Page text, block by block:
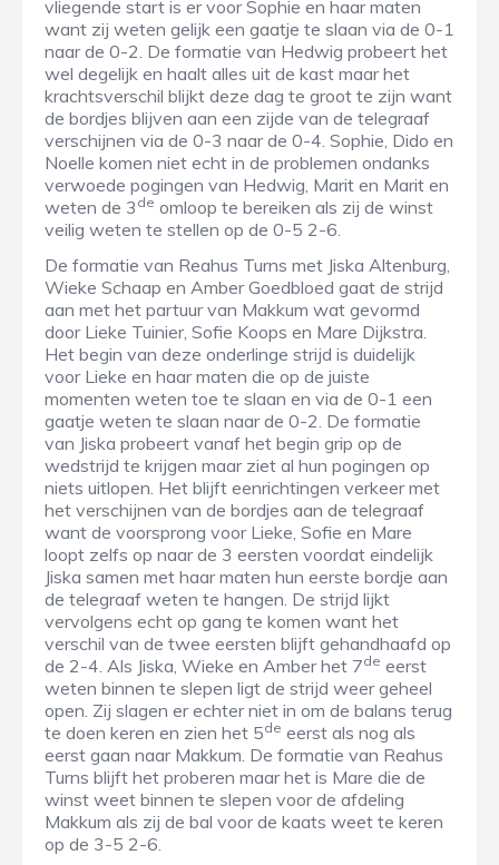
vliegende start is er voor Sophie en haar maten
want zij weten gelijk een gaatje te slaan via de 0-1
naar de 0-2. De formatie van Hedwig probeert het
wel degelijk en haalt alles uit de kast maar het
krachtsverschil blijkt deze dag te groot te zijn want
de bordjes blijven aan een zijde van de telegraaf
verschijnen via de 0-3 naar de 0-4. Sophie, Dido en
Noelle komen niet echt in de problemen ondanks
verwoede pogingen van Hedwig, Marit en Marit en
weten de 3 de omloop te bereiken als zij de winst
veilig weten te stellen op de 0-5 2-6.
De formatie van Reahus Turns met Jiska Altenburg,
Wieke Schaap en Amber Goedbloed gaat de strijd
aan met het partuur van Makkum wat gevormd
door Lieke Tuinier, Sofie Koops en Mare Dijkstra.
Het begin van deze onderlinge strijd is duidelijk
voor Lieke en haar maten die op de juiste
momenten weten toe te slaan en via de 0-1 een
gaatje weten te slaan naar de 0-2. De formatie
van Jiska probeert vanaf het begin grip op de
wedstrijd te krijgen maar ziet al hun pogingen op
niets uitlopen. Het blijft eenrichtingen verkeer met
het verschijnen van de bordjes aan de telegraaf
want de voorsprong voor Lieke, Sofie en Mare
loopt zelfs op naar de 3 eersten voordat eindelijk
Jiska samen met haar maten hun eerste bordje aan
de telegraaf weten te hangen. De strijd lijkt
vervolgens echt op gang te komen want het
verschil van de twee eersten blijft gehandhaafd op
de 2-4. Als Jiska, Wieke en Amber het 7de eerst
weten binnen te slepen ligt de strijd weer geheel
open. Zij slagen er echter niet in om de balans terug
te doen keren en zien het 5de eerst als nog als
eerst gaan naar Makkum. De formatie van Reahus
Turns blijft het proberen maar het is Mare die de
winst weet binnen te slepen voor de afdeling
Makkum als zij de bal voor de kaats weet te keren
op de 3-5 2-6.